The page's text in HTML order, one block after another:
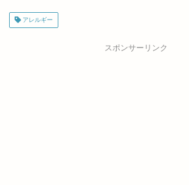
アレルギー
スポンサーリンク